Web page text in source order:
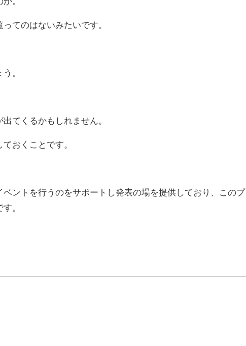
てのはないみたいです。
。
てくるかもしれません。
おくことです。
ントを行うのをサポートし発表の場を提供しており、このプ
。